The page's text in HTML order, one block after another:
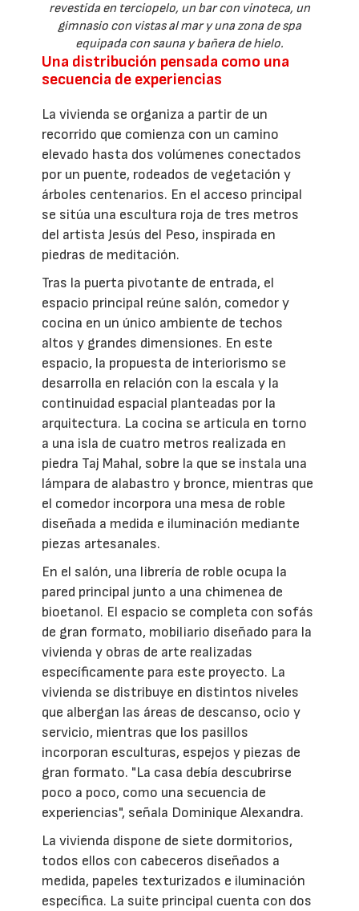
revestida en terciopelo, un bar con vinoteca, un
gimnasio con vistas al mar y una zona de spa
equipada con sauna y bañera de hielo.
Una distribución pensada como una
secuencia de experiencias
La vivienda se organiza a partir de un
recorrido que comienza con un camino
elevado hasta dos volúmenes conectados
por un puente, rodeados de vegetación y
árboles centenarios. En el acceso principal
se sitúa una escultura roja de tres metros
del artista Jesús del Peso, inspirada en
piedras de meditación.
Tras la puerta pivotante de entrada, el
espacio principal reúne salón, comedor y
cocina en un único ambiente de techos
altos y grandes dimensiones. En este
espacio, la propuesta de interiorismo se
desarrolla en relación con la escala y la
continuidad espacial planteadas por la
arquitectura. La cocina se articula en torno
a una isla de cuatro metros realizada en
piedra Taj Mahal, sobre la que se instala una
lámpara de alabastro y bronce, mientras que
el comedor incorpora una mesa de roble
diseñada a medida e iluminación mediante
piezas artesanales.
En el salón, una librería de roble ocupa la
pared principal junto a una chimenea de
bioetanol. El espacio se completa con sofás
de gran formato, mobiliario diseñado para la
vivienda y obras de arte realizadas
específicamente para este proyecto. La
vivienda se distribuye en distintos niveles
que albergan las áreas de descanso, ocio y
servicio, mientras que los pasillos
incorporan esculturas, espejos y piezas de
gran formato. "La casa debía descubrirse
poco a poco, como una secuencia de
experiencias", señala Dominique Alexandra.
La vivienda dispone de siete dormitorios,
todos ellos con cabeceros diseñados a
medida, papeles texturizados e iluminación
específica. La suite principal cuenta con dos